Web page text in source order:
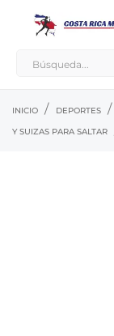
INICIO DEPORTES
Y SUIZAS PARA SALTAR